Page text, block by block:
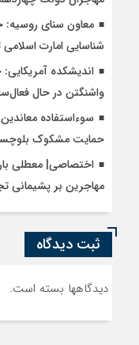
معاون سنای روسیه:
شناسایی امارت
اندیشکده آمریکایی:
واشنگتن در حال
سوءاستفاده
حمایت مشکوک
اختصاصی| معطلی
مهاجرین بر پشیمانی
ثبت دیدگاه
دیدگاهها بسته است.